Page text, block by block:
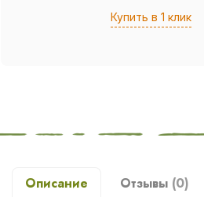
Купить в 1 клик
Описание Отзывы (0)